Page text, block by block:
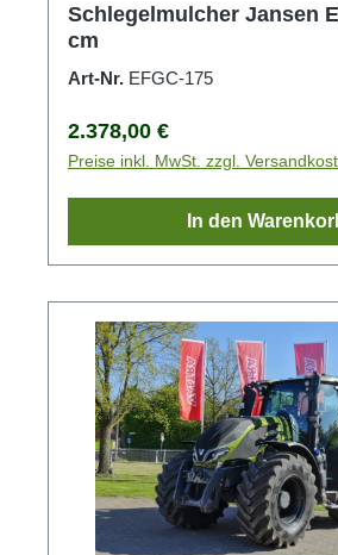
Schlegelmulcher Jansen
cm
Art-Nr. EFGC-175
Regulärer Preis:
2.378,00 €
Preise inkl. MwSt. zzgl.
In den